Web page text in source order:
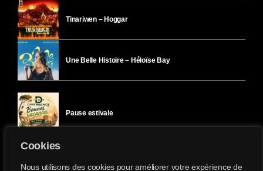
Cookies
Nous utilisons des cookies pour améliorer votre expérience de
Tinariwen – Hoggar
Une Belle Histoire – Héloïse Bay
Pause estivale